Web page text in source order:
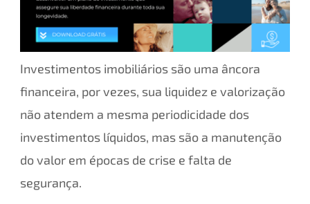
Investimentos imobiliários são uma âncora
financeira, por vezes, sua liquidez e valorização
não atendem a mesma periodicidade dos
investimentos líquidos, mas são a manutenção
do valor em épocas de crise e falta de
segurança.